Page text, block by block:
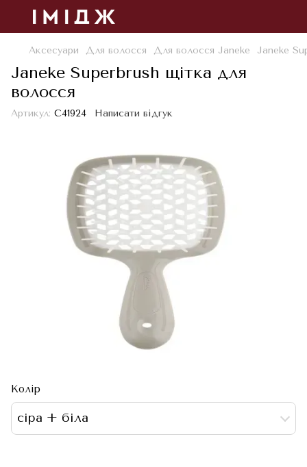
Аксесуари Для волосся Для волосся Janeke Janeke
Janeke Superbrush щітка для
волосся
Артикул: С41924 Написати відгук
Колір
сіра + біла